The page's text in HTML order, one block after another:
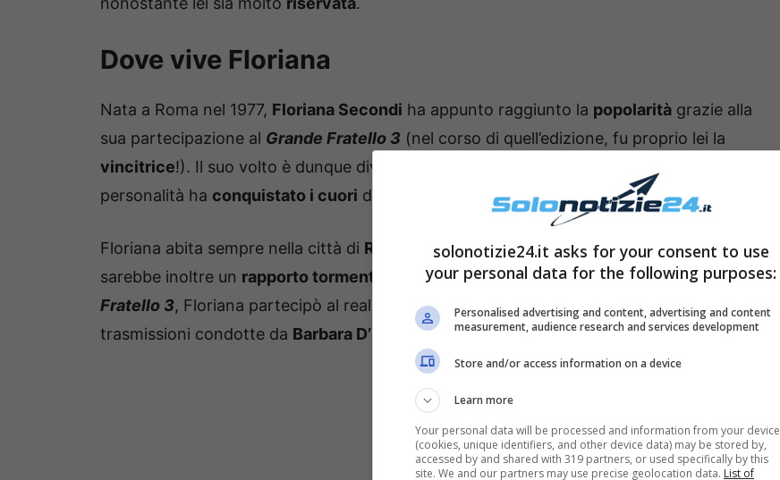
Dove vive Floriana
Nata a Roma nel 1977, Floriana Secondi ha appunto raggiunto la popolarità grazie alla
sua partecipazione al Grande Fratello 3 (nel corso di quell’edizione, fu proprio lei la
vincitrice!). Il suo volto è dunque diventato molto noto nel piccolo schermo, e la sua
personalità ha conquistato i cuori di migliaia di telespettatori. Dove vive oggi la donna?
Floriana abita sempre nella città di Roma
, suo luogo d’origine. Nel suo passato, ci
sarebbe inoltre un rapporto tormentato con sua madre. Dopo la fine delGrande
Fratello 3, Floriana partecipò al reality La Fattoriae diventò poi opinionista delle
trasmissioni condotte da Barbara D’Urso , ossiaPomeriggio CinqueeDomenica Live.
solonotizie24.it asks for your consent to use
your personal data for the following purposes:
Personalised advertising and content, advertising and content
measurement, audience research and services development
Store and/or access information on a device
Learn more
Your personal data will be processed and information from your device
(cookies, unique identifiers, and other device data) may be stored by,
accessed by and shared with 319 partners, or used specifically by this
site. We and our partners may use precise geolocation data. List of